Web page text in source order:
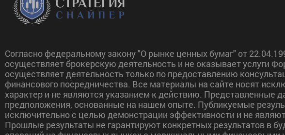
Согласно федеральному закону "О рынке ценных бумаг" от
осуществляет брокерскую деятельность и не оказывает услуги
осуществляет деятельность только по предоставлению
финансового посредничества. Все материалы на сайте носят
характер и не являются указанием к действию. Представленные
предположения, основанные на нашем опыте. Публикуемые
исключительно с целью демонстрации эффективности и не
Прошлые результаты не гарантируют конкретных результатов в